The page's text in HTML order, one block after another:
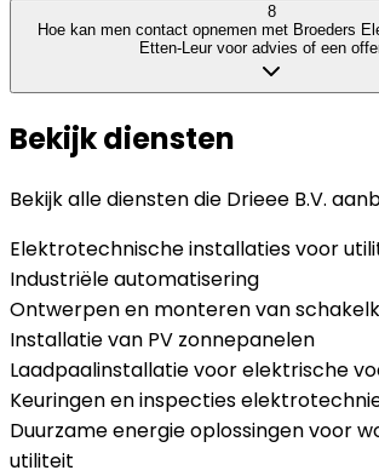
8
Hoe kan men contact opnemen met Broeders
Etten-Leur voor advies of een
Bekijk diensten
Bekijk alle diensten die Drieee B.V.
Elektrotechnische installaties voor
Industriële automatisering
Ontwerpen en monteren van
Installatie van PV zonnepanelen
Laadpaalinstallatie voor elektrische
Keuringen en inspecties
Duurzame energie oplossingen voor
utiliteit